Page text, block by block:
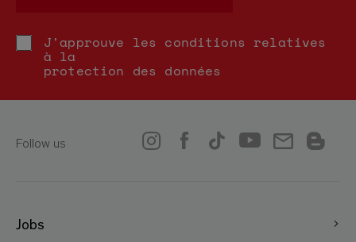
J'approuve les conditions relatives
à la
protection des données
Follow us
Jobs